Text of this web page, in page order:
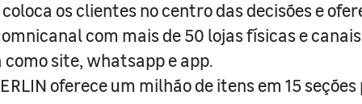
os clientes no centro das decisões e
com mais de 50 lojas físicas e
site, whatsapp e app.
oferece um milhão de itens em 15